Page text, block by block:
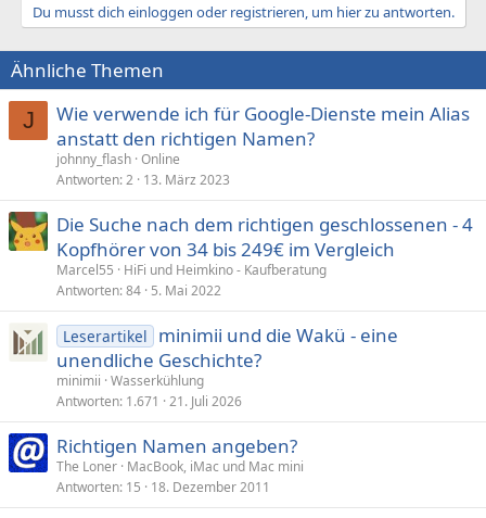
Du musst dich einloggen oder registrieren, um hier zu antworten.
Ähnliche Themen
J
Wie verwende ich für Google-Dienste mein Alias
anstatt den richtigen Namen?
johnny_flash Online
Antworten 2 13. März 2023
Die Suche nach dem richtigen geschlossenen - 4
Kopfhörer von 34 bis 249€ im Vergleich
Marcel55
HiFi und Heimkino - Kaufberatung
Antworten 84 5. Mai 2022
Leserartikel
minimii und die Wakü - eine
unendliche Geschichte?
minimii Wasserkühlung
Antworten 1.671 21. Juli 2026
Richtigen Namen angeben?
The Loner MacBook, iMac und Mac mini
Antworten 15 18. Dezember 2011